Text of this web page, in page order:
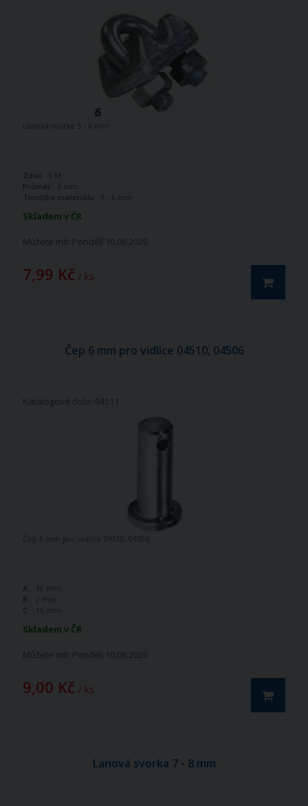
Skladem v ČR
Můžete mít: Pondělí 10.08.2026
7,99 Kč / ks
Lanová svorka 5 - 6 mm
Závit:
5 M
Průměr: 6 mm
Tloušťka materiálu:
5 - 6 mm
Čep 6 mm pro vidlice 04510, 04506
Katalogové číslo: 04511
Skladem v ČR
Můžete mít: Pondělí 10.08.2026
9,00 Kč / ks
Čep 6 mm pro vidlice 04510, 04506
A :
18 mm
B :
2 mm
C :
16 mm
Lanová svorka 7 - 8 mm